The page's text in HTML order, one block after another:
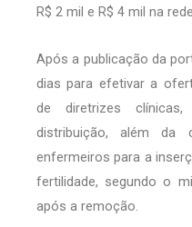
R$ 2 mil e R$ 4 mil na
Após a publicação da
dias para efetivar a
de diretrizes
distribuição, além da
enfermeiros para a
fertilidade, segundo o
após a remoção.